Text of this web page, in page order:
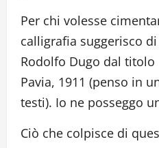
Per chi volesse
calligrafia suggerisco
Rodolfo Dugo dal
Pavia, 1911 (penso in
testi). Io ne posseggo
Ciò che colpisce di